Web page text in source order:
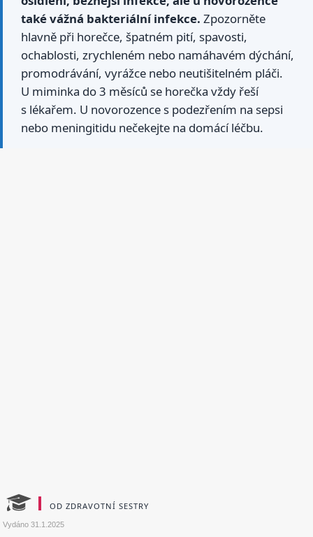
také vážná bakteriální infekce. Zpozorněte
hlavně při horečce, špatném pití, spavosti,
ochablosti, zrychleném nebo namáhavém dýchání,
promodrávání, vyrážce nebo neutišitelném pláči.
U miminka do 3 měsíců se horečka vždy řeší
s lékařem. U novorozence s podezřením na sepsi
nebo meningitidu nečekejte na domácí léčbu.
OD ZDRAVOTNÍ SESTRY
Vydáno31.1.2025